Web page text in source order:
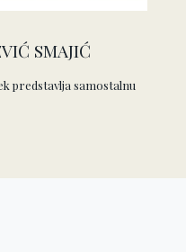
SMAJIĆ
predstavlja samostalnu